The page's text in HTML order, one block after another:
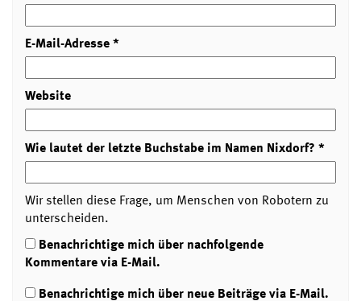
E-Mail-Adresse*
Website
Wie lautet der letzte Buchstabe im Namen Nixdorf? *
Wir stellen diese Frage, um Menschen von Robotern zu
unterscheiden.
Benachrichtige mich über nachfolgende
Kommentare via E-Mail.
Benachrichtige mich über neue Beiträge via E-Mail.